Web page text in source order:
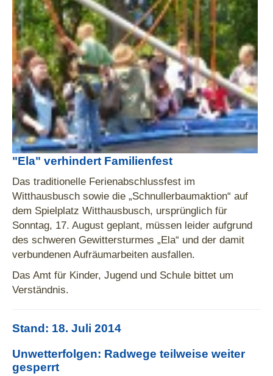
"Ela" verhindert Familienfest
Das traditionelle Ferienabschlussfest im
Witthausbusch sowie die „Schnullerbaumaktion“ auf
dem Spielplatz Witthausbusch, ursprünglich für
Sonntag, 17. August geplant, müssen leider aufgrund
des schweren Gewittersturmes „Ela“ und der damit
verbundenen Aufräumarbeiten ausfallen.
Das Amt für Kinder, Jugend und Schule bittet um
Verständnis.
Stand: 18. Juli 2014
Unwetterfolgen: Radwege teilweise weiter
gesperrt